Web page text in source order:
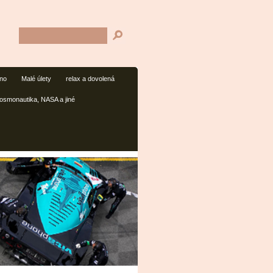
Malé úlety relax a dovolená
NASA a jiné